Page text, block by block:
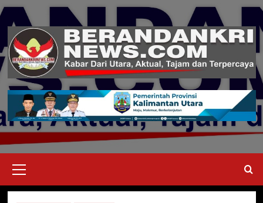
Skip
content
Menu